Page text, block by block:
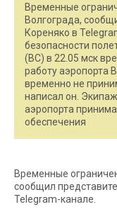
Временные
Волгограда,
Кореняко в
безопасности
(ВС) в 22.05 мск
работу аэропорта
временно не
написал он.
аэропорта
обеспечения
Временные
сообщил
Telegram-канале.